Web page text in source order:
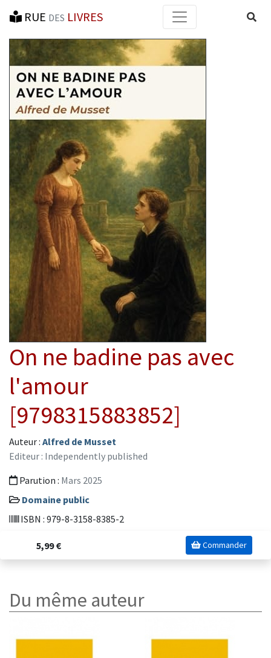
RUE DES LIVRES
On ne badine pas avec
l'amour
[9798315883852]
Auteur : Alfred de Musset
Editeur : Independently published
Parution : Mars 2025
Domaine public
ISBN : 979-8-3158-8385-2
5,99 € Commander
Du même auteur